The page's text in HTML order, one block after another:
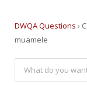
DWQA Questions ›
muamele